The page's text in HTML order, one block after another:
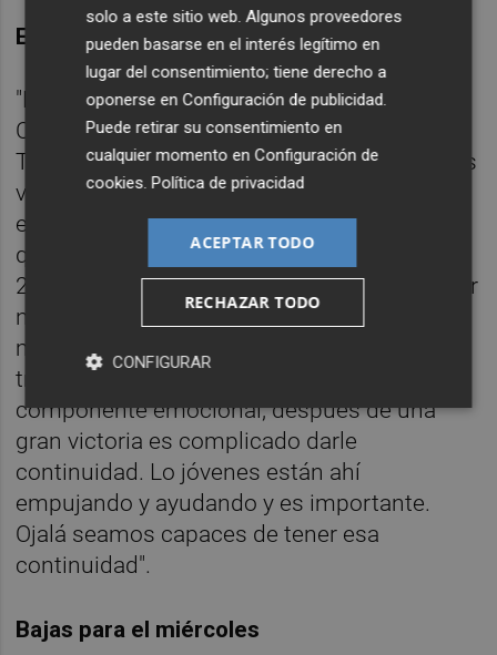
Equipo
"Es evidente que, si ves competir al Valencia
CF, tiene una identidad, ritmo e intensidad.
Tratamos de aprovechar al máximo nuestras
virtudes. Nos hemos puesto por delante en
el marcador por dos veces, la diferencia es
que no nos ha dado tiempo a gestionar el 1-
2. Vamos a insistir mucho en la idea de tener
nuestra identidad de competir siempre al
máximo y de intentar llevarnos siempre los
tres puntos. El partido de hoy tenía un
componente emocional, después de una
gran victoria es complicado darle
continuidad. Lo jóvenes están ahí
empujando y ayudando y es importante.
Ojalá seamos capaces de tener esa
continuidad".
Bajas para el miércoles
solo a este sitio web. Algunos proveedores
pueden basarse en el interés legítimo en
lugar del consentimiento; tiene derecho a
oponerse enConfiguración de publicidad
Puede retirar su consentimiento en
cualquier momento enConfiguración de
cookies .Política de privacidad
ACEPTAR TODO
RECHAZAR TODO
CONFIGURAR